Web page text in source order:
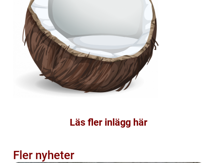
Läs fler inlägg här
Fler nyheter